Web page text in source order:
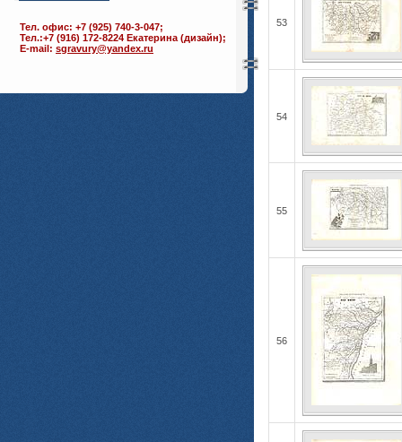
Тел. офис: +7 (925) 740-3-047;
Тел.:+7 (916) 172-8224 Екатерина (дизайн);
E-mail: sgravury@yandex.ru
53
54
55
56